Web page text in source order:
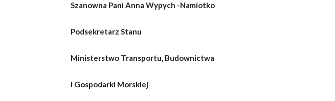
Szanowna Pani Anna Wypych -Namiotko
Podsekretarz Stanu
Ministerstwo Transportu, Budownictwa
i Gospodarki Morskiej